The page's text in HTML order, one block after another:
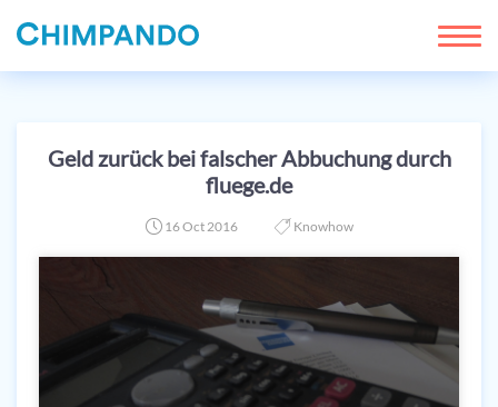
Geld zurück bei falscher Abbuchung durch
fluege.de
16 Oct 2016 Knowhow